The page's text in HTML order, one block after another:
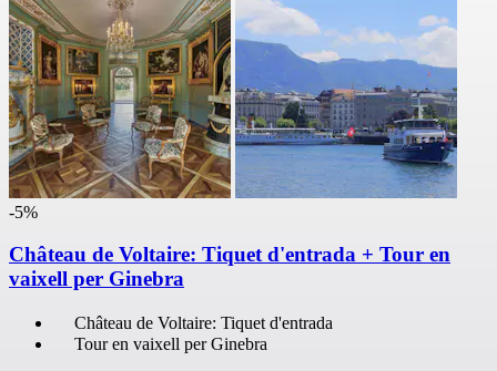
-5%
Château de Voltaire: Tiquet d'entrada + Tour en
vaixell per Ginebra
Château de Voltaire: Tiquet d'entrada
Tour en vaixell per Ginebra